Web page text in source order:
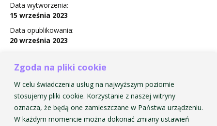
Zgoda na pliki cookie
W celu świadczenia usług na najwyższym poziomie
stosujemy pliki cookie. Korzystanie z naszej witryny
oznacza, że będą one zamieszczane w Państwa urządzeniu.
W każdym momencie można dokonać zmiany ustawień
Data wytworzenia:
15 września 2023
Data opublikowania:
20 września 2023
Obowiązuje
Zarządzenie Nr 25 w sprawie zmian w Regulaminie
Domu Studenckiego AMKP